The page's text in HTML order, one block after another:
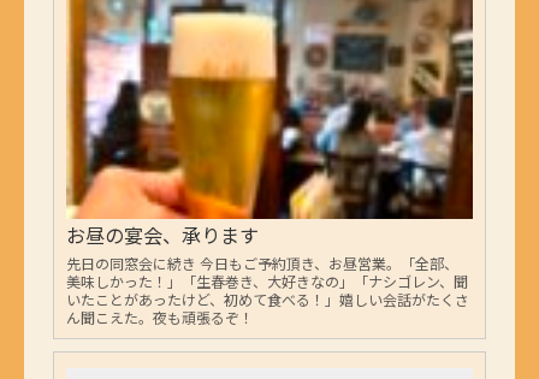
お昼の宴会、承ります
先日の同窓会に続き 今日もご予約頂き、お昼営業。「全部、
美味しかった！」「生春巻き、大好きなの」「ナシゴレン、聞
いたことがあったけど、初めて食べる！」嬉しい会話がたくさ
ん聞こえた。夜も頑張るぞ！